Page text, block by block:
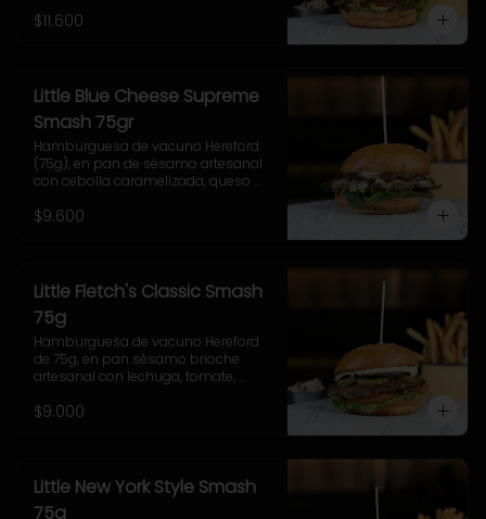
Acompañamiento a elección y
coleslaw
$11.600
Little Blue Cheese Supreme
Smash 75gr
Hamburguesa de vacuno Hereford
(75g), en pan de sésamo artesanal
con cebolla caramelizada, queso
casera de queso azul. Incluye papas
$9.600
Little Fletch's Classic Smash
75g
Hamburguesa de vacuno Hereford
de 75g, en pan sésamo brioche
artesanal con lechuga, tomate,
casera Uncle Fletch.
$9.000
Little New York Style Smash
75g